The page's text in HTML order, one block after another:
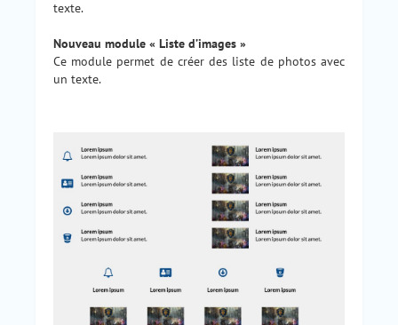
texte.
Nouveau module « Liste d’images »
Ce module permet de créer des liste de photos avec
un texte.